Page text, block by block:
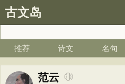
古文岛
推荐 诗文 名句
范云